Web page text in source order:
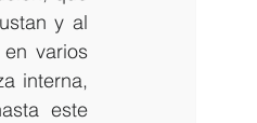
y al
varios
interna,
este